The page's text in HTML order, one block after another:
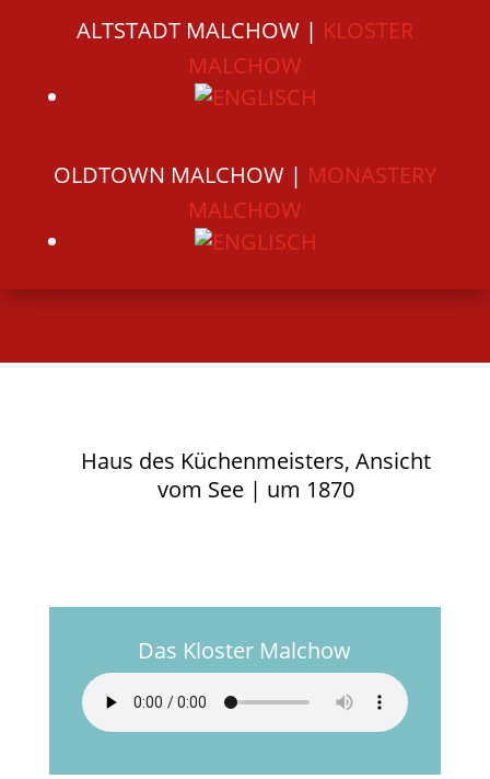
ALTSTADT MALCHOW | KLOSTER
MALCHOW
OLDTOWN MALCHOW | MONASTERY
MALCHOW
Haus des Küchenmeisters, Ansicht
vom See | um 1870
Das Kloster Malchow